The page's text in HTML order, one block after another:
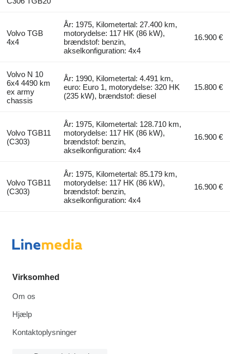
Volvo TGB
4x4
År: 1975, Kilometertal: 27.400 km,
motorydelse: 117 HK (86 kW),
brændstof: benzin,
akselkonfiguration: 4x4
16.900 €
Volvo N 10
6x4 4490 km
ex army
chassis
År: 1990, Kilometertal: 4.491 km,
euro: Euro 1, motorydelse: 320 HK
(235 kW), brændstof: diesel
15.800 €
Volvo TGB11
(C303)
År: 1975, Kilometertal: 128.710 km,
motorydelse: 117 HK (86 kW),
brændstof: benzin,
akselkonfiguration: 4x4
16.900 €
Volvo TGB11
(C303)
År: 1975, Kilometertal: 85.179 km,
motorydelse: 117 HK (86 kW),
brændstof: benzin,
akselkonfiguration: 4x4
16.900 €
Virksomhed
Om os
Hjælp
Kontaktoplysninger